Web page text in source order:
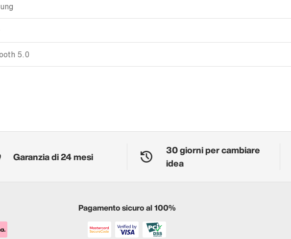
5.0
Garanzia di 24 mesi
30 giorni per cambiare
idea
Pagamento sicuro al 100%